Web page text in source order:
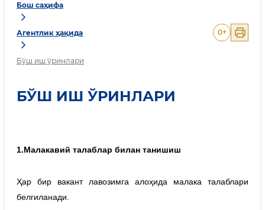
Бош саҳифа
Агентлик ҳақида
Бўш иш ўринлари
0+
БЎШ ИШ ЎРИНЛАРИ
1.Малакавий талаблар билан танишиш
Ҳар бир вакант лавозимга алоҳида малака талаблари
белгиланади.